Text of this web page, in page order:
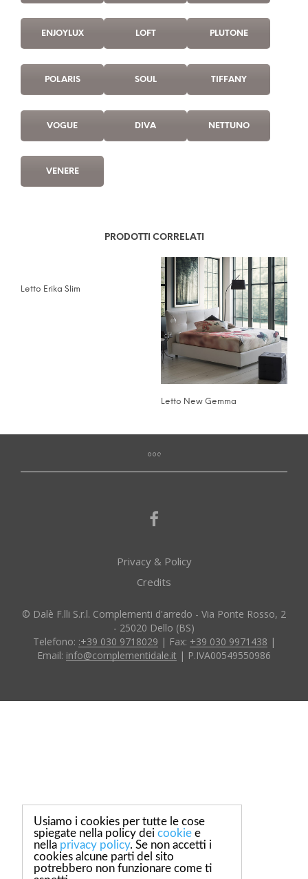
ENJOYLUX LOFT PLUTONE
POLARIS SOUL TIFFANY
VOGUE DIVA NETTUNO
VENERE
PRODOTTI CORRELATI
Letto Erika Slim
Letto New Gemma
Privacy & Policy
Credits
© Dalè F.lli S.r.l. Complementi d'arredo - Via Ponte Rosso, 2
- 25020 Dello (BS)
Telefono: :+39 030 9718029 | Fax: +39 030 9971438 |
Email: info@complementidale.it | P.IVA00549550986
Usiamo i cookies per tutte le cose
spiegate nella policy dei cookie e
nella privacy policy. Se non accetti i
cookies alcune parti del sito
potrebbero non funzionare come ti